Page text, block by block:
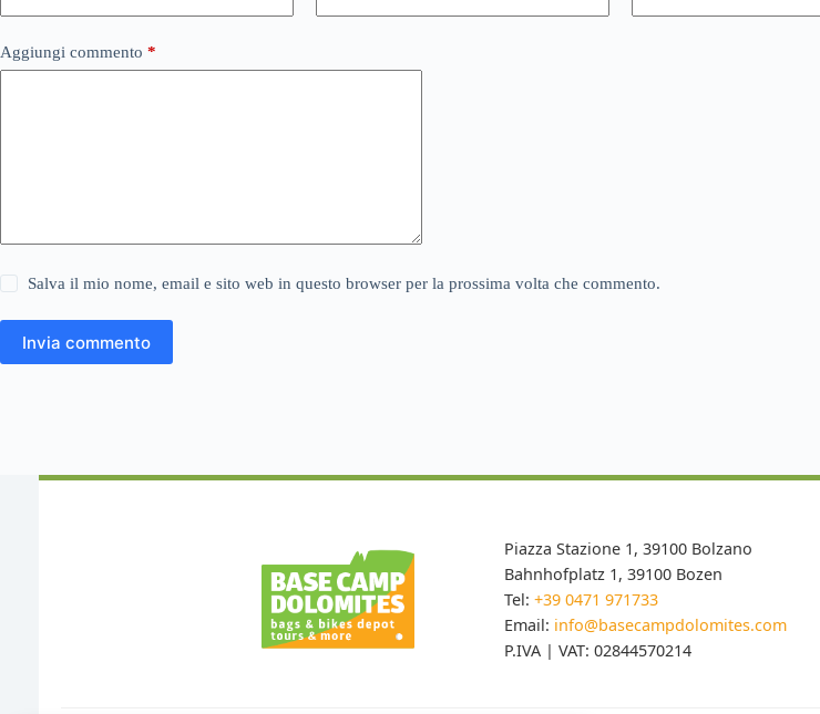
Aggiungi commento *
Salva il mio nome, email e sito web in questo browser per la prossima volta che commento.
Invia commento
Piazza Stazione 1, 39100 Bolzano
Bahnhofplatz 1, 39100 Bozen
Tel: +39 0471 971733
Email: info@basecampdolomites.com
P.IVA | VAT: 02844570214